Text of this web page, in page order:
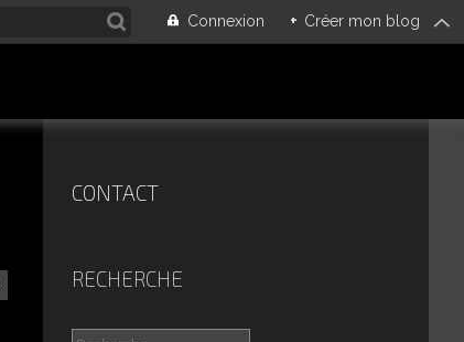
Connexion + Créer mon blog
CONTACT
RECHERCHE